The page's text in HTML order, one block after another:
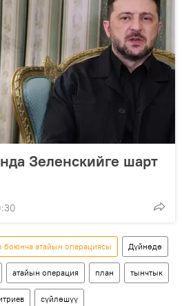
Зеленскийге шарт
боюнча атайын операциясы Дүйнөдө
атайын операция план тынчтык
сүйлөшүү